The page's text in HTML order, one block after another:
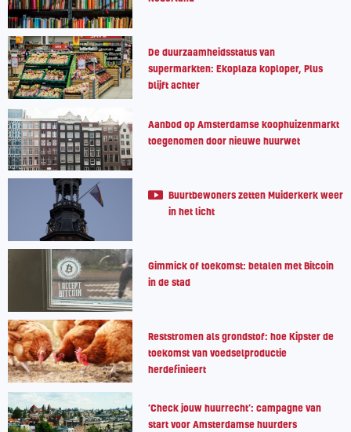
De duurzaamheidsstatus van
supermarkten: Ekoplaza koploper, Plus
blijft achter
Aanbod op Amsterdamse koophuizenmarkt
toegenomen door nieuwe huurwet
Buurtbewoners zetten Muiderkerk weer
in het licht
Gimmick of toekomst: betalen met Bitcoin
in de stad
Reststromen als grondstof: hoe Kipster de
toekomst van voedselproductie
herdefinieert
‘Check jouw huurrecht’: campagne van
start voor Amsterdamse huurders